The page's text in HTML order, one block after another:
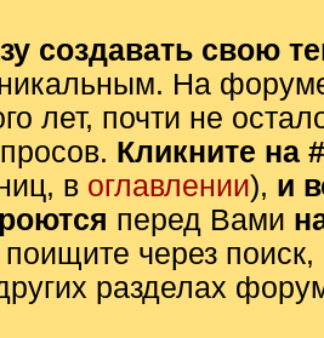
создавать свою
На
лет, почти не
Кликните на
в оглавлении), и
перед Вами
через
разделах